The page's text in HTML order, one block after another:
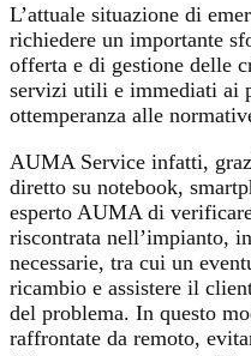
L’attuale situazione di
richiedere un importante
offerta e di gestione delle
servizi utili e immediati ai
ottemperanza alle
AUMA Service infatti,
diretto su notebook,
esperto AUMA di
riscontrata nell’impianto,
necessarie, tra cui un
ricambio e assistere il
del problema. In questo
raffrontate da remoto,